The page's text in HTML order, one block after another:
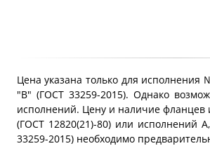
Цена указана только для исполнения
"B" (ГОСТ 33259-2015). Однако
исполнений. Цену и наличие
(ГОСТ 12820(21)-80) или исполнений
33259-2015) необходимо